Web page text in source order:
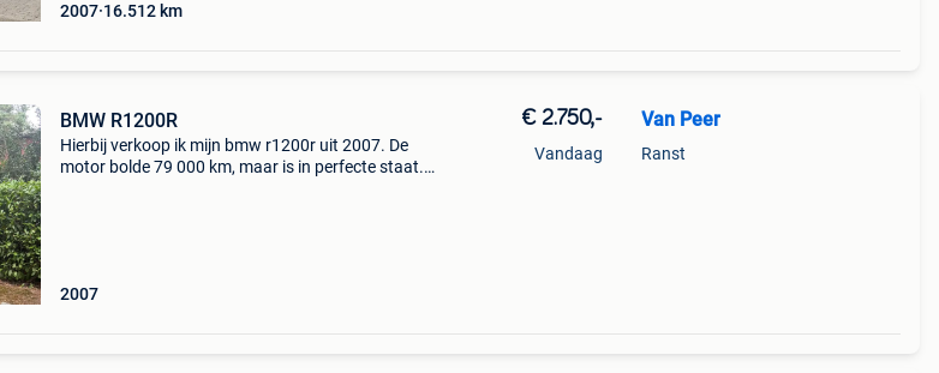
2007 16.512 km
BMW R1200R
Hierbij verkoop ik mijn bmw r1200r uit 2007. De
motor bolde 79 000 km, maar is in perfecte staat.
2007
€ 2.750,-
Vandaag
Van Peer
Ranst